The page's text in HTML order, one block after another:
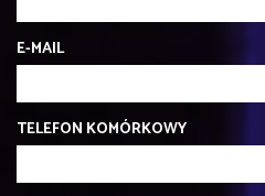
E-MAIL
TELEFON KOMÓRKOWY